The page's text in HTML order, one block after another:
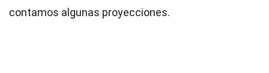
contamos algunas proyecciones.